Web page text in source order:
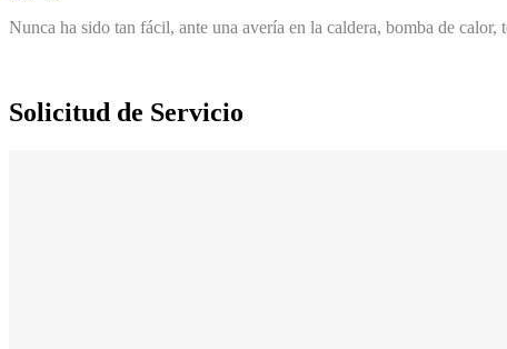
Nunca ha sido tan fácil, ante una avería en la caldera, bomba de
Solicitud de Servicio